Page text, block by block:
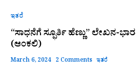
ಇತರೆ
“ಸಾಧನೆಗೆ ಸ್ಫೂರ್ತಿ ಹೆಣ್ಣು” ಲೇಖನ-
(ಆಂಕಲಿ)
March 6, 2024 2 Comments ಇತರೆ